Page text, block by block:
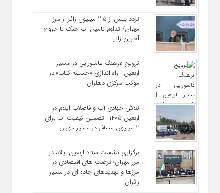
تردد بیش از ۲.۵ میلیون زائر از مرز
مهران/ تداوم تأمین آب خنک تا خروج
آخرین زائر
ترویج فرهنگ عاشورایی در مسیر
اربعین | راه‌ اندازی «حسینه کتاب» در
موکب مرکزی دهلران
تلاش جهادی آب و فاضلاب ایلام در
اربعین ۱۴۰۵ | تضمین کیفیت آب برای
۳ میلیون مسافر در مسیر مهران
برگزاری نشست ستاد اربعین ایلام در
مرز مهران؛ فرصت‌ های اقتصادی در
مرزها و تهدیدهای جاده‌ ای در مسیر
زائران